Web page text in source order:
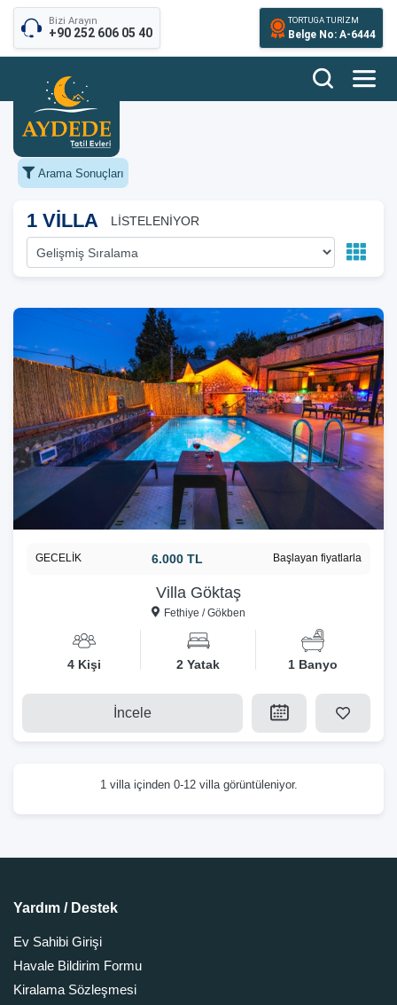
Bizi Arayın
+90 252 606 05 40
TORTUGA TURİZM
Belge No: A-6444
Arama Sonuçları
1 VİLLA LİSTELENİYOR
Villa Göktaş
Fethiye / Gökben
GECELİK 6.000 TL Başlayan fiyatlarla
4 Kişi 2 Yatak 1 Banyo
İncele
1 villa içinden 0-12 villa görüntüleniyor.
Yardım / Destek
Ev Sahibi Girişi
Havale Bildirim Formu
Kiralama Sözleşmesi